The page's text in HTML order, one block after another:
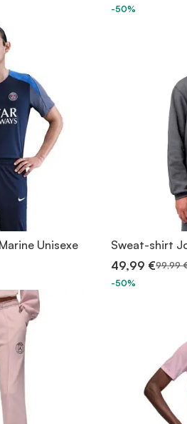
-50%
Unisexe
Sweat-shirt
49,99 €99,99
-50%